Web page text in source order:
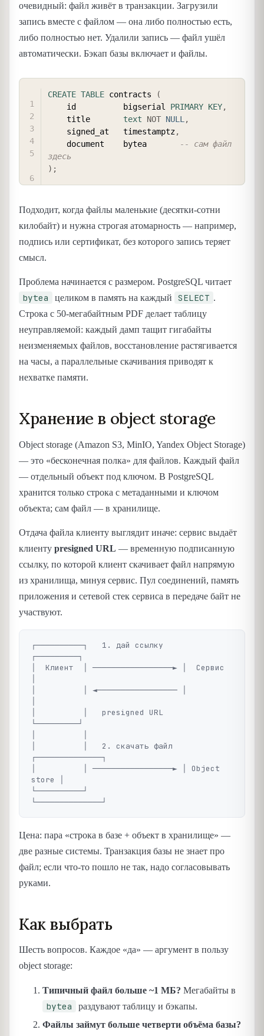
очевидный: файл живёт в транзакции. Загрузили
запись вместе с файлом — она либо полностью есть,
либо полностью нет. Удалили запись — файл ушёл
автоматически. Бэкап базы включает и файлы.
CREATE TABLE contracts
(
    id          bigserial
PRIMARY KEY,
    title
text NOT NULL ,
    signed_at   timestamptz
,
    document    bytea
-- сам файл
здесь
) ;
Подходит, когда файлы маленькие (десятки-сотни
килобайт) и нужна строгая атомарность — например,
подпись или сертификат, без которого запись теряет
смысл.
Проблема начинается с размером. PostgreSQL читает
bytea целиком в память на каждый SELECT .
Строка с 50-мегабайтным PDF делает таблицу
неуправляемой: каждый дамп тащит гигабайты
неизменяемых файлов, восстановление растягивается
на часы, а параллельные скачивания приводят к
нехватке памяти.
Хранение в object storage
Object storage (Amazon S3, MinIO, Yandex Object Storage)
— это «бесконечная полка» для файлов. Каждый файл
— отдельный объект под ключом. В PostgreSQL
хранится только строка с метаданными и ключом
объекта; сам файл — в хранилище.
Отдача файла клиенту выглядит иначе: сервис выдаёт
клиенту presigned URL — временную подписанную
ссылку, по которой клиент скачивает файл напрямую
из хранилища, минуя сервис. Пул соединений, память
приложения и сетевой стек сервиса в передаче байт не
участвуют.
┌──────────┐   1. дай ссылку
┌─────────┐
│  Клиент  │ ─────────────────► │  Сервис
│          │ ◄───────────────── │
│          │   presigned URL
└─────────┘
│          │   2. скачать файл
┌──────────────┐
│          │ ─────────────────► │ Object
store │
└──────────┘
Цена: пара «строка в базе + объект в хранилище» —
две разные системы. Транзакция базы не знает про
файл; если что-то пошло не так, надо согласовывать
руками.
Как выбрать
Шесть вопросов. Каждое «да» — аргумент в пользу
object storage:
Типичный файл больше ~1 МБ? Мегабайты в
bytea
раздувают таблицу и бэкапы.
Файлы займут больше четверти объёма базы?